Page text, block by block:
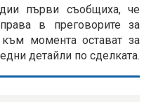
първи съобщиха, че
в преговорите за
момента остават за
детайли по сделката.